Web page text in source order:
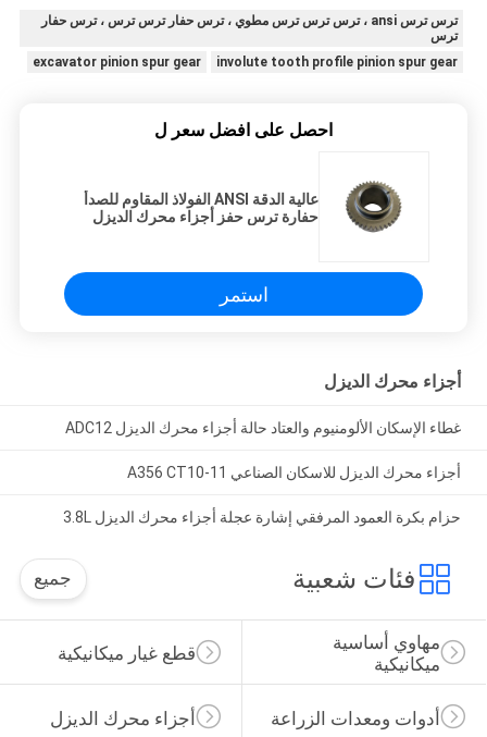
ترس ترس ansi ، ترس ترس ترس مطوي ، ترس حفار ترس ترس ، ترس حفار
ترس
involute tooth profile pinion spur gear
excavator pinion spur gear
احصل على افضل سعر ل
عالية الدقة ANSI الفولاذ المقاوم للصدأ
حفارة ترس حفز أجزاء محرك الديزل
استمر
أجزاء محرك الديزل
غطاء الإسكان الألومنيوم والعتاد حالة أجزاء محرك الديزل ADC12
أجزاء محرك الديزل للاسكان الصناعي A356 CT10-11
حزام بكرة العمود المرفقي إشارة عجلة أجزاء محرك الديزل 3.8L
فئات شعبية جميع
قطع غيار ميكانيكية
مهاوي أساسية
ميكانيكية
أجزاء محرك الديزل أدوات ومعدات الزراعة